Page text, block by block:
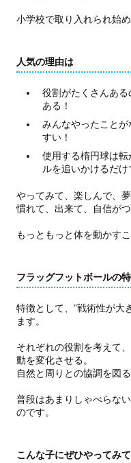
小学校で取り入れられ始
人気の理由は
役割がたくさんあ
ある！
みんなやったこと
すい！
使用する楕円球は
ルを追いかけるだけ
やってみて、楽しんで、夢
慣れて、出来て、自信がつ
もっともっと体を動かす
フラッグフットボールの
特徴として、”戦術性が大
ます。
それぞれの役割を考えて
動を変化させる。
自然と周りとの協調を図
普段はあまりしゃべらな
のです。
こんな子にぜひやってみ